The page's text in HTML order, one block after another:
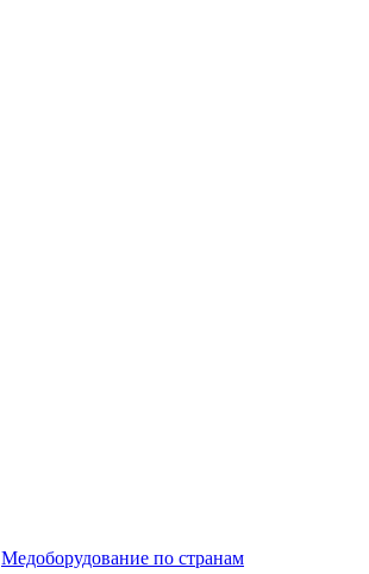
Медоборудование по странам